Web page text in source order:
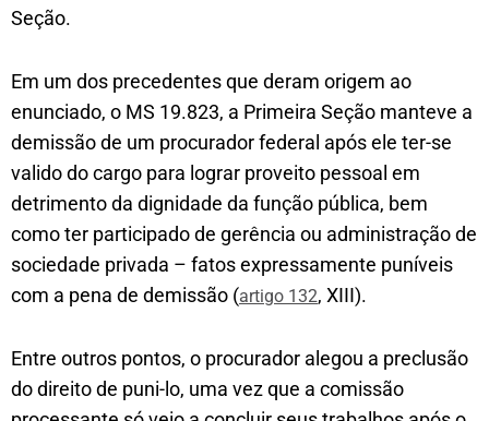
Seção.
Em um dos precedentes que deram origem ao
enunciado, o MS 19.823, a Primeira Seção manteve a
demissão de um procurador federal após ele ter-se
valido do cargo para lograr proveito pessoal em
detrimento da dignidade da função pública, bem
como ter participado de gerência ou administração de
sociedade privada – fatos expressamente puníveis
com a pena de demissão (artigo 132, XIII).
Entre outros pontos, o procurador alegou a preclusão
do direito de puni-lo, uma vez que a comissão